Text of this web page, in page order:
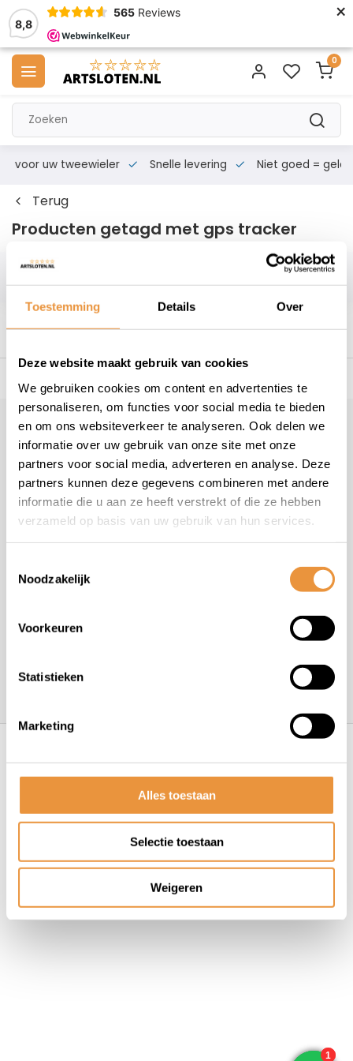
Toestemming Details Over
Deze website maakt gebruik van cookies
We gebruiken cookies om content en advertenties te
personaliseren, om functies voor social media te bieden
en om ons websiteverkeer te analyseren. Ook delen we
informatie over uw gebruik van onze site met onze
partners voor social media, adverteren en analyse. Deze
partners kunnen deze gegevens combineren met andere
informatie die u aan ze heeft verstrekt of die ze hebben
verzameld op basis van uw gebruik van hun services.
Noodzakelijk
Voorkeuren
Statistieken
Marketing
Alles toestaan
Selectie toestaan
Weigeren
8,8
565 Reviews ×
0
voor uw tweewieler Snelle levering Niet goed = geld
Terug
Producten getagd met gps tracker
Filters
Klantenservice geopend
Veelgestelde vragen
+31 78 780 2330
info@artsloten.nl
Algemene voorwaarden Disclaimer
Privacy
Policy
Sitemap